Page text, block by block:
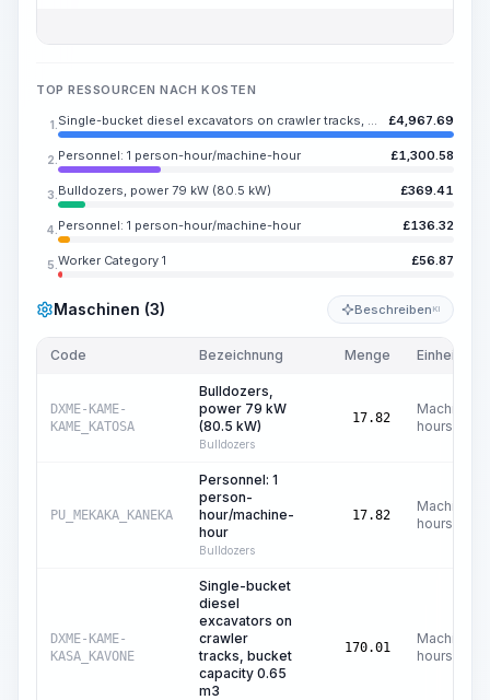
TOP RESSOURCEN NACH KOSTEN
1. Single-bucket diesel excavators on crawler tracks, bucket capacity 0.65 m3 £4,967.69
2. Personnel: 1 person-hour/machine-hour £1,300.58
3. Bulldozers, power 79 kW (80.5 kW) £369.41
4. Personnel: 1 person-hour/machine-hour £136.32
5. Worker Category 1 £56.87
Maschinen (3) Beschreiben KI
Code Bezeichnung Menge Einheit
DXME-KAME-
KAME_KATOSA
Bulldozers,
power 79 kW
(80.5 kW)
Bulldozers
17.82
Machine
hours
PU_MEKAKA_KANEKA
Personnel: 1
person-
hour/machine-
hour
Bulldozers
17.82
Machine
hours
DXME-KAME-
KASA_KAVONE
Single-bucket
diesel
excavators on
crawler
tracks, bucket
capacity 0.65
m3
170.01
Machine
hours